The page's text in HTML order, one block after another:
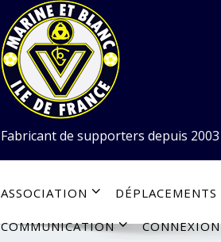
Fabricant de supporters depuis 2003
ASSOCIATION DÉPLACEMENTS
COMMUNICATION CONNEXION